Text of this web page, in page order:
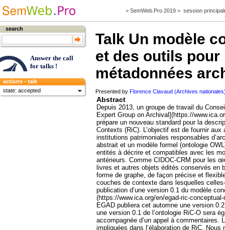
> SemWeb.Pro 2019 > session
search
Answer the call
for talks !
actions - talk
state: accepted
Talk Un modèle
et des outils
métadonnées
Presented byFlorence Clavaud (Archives
Abstract
Depuis 2013, un groupe de travail du
Expert Group on Archival](https://
prépare un nouveau standard pour la
Contexts (RiC). L’objectif est de fournir
institutions patrimoniales responsables
abstrait et un modèle formel (ontologie
entités à décrire et compatibles avec les
antérieurs. Comme CIDOC-CRM pour les
livres et autres objets édités conservés en
forme de graphe, de façon précise et
couches de contexte dans lesquelles
publication d’une version 0.1 du modèle
(https://www.ica.org/en/egad-ric-
EGAD publiera cet automne une version
une version 0.1 de l’ontologie RiC-O sera
accompagnée d’un appel à commentaires.
impliquées dans l’élaboration de RiC. Nous